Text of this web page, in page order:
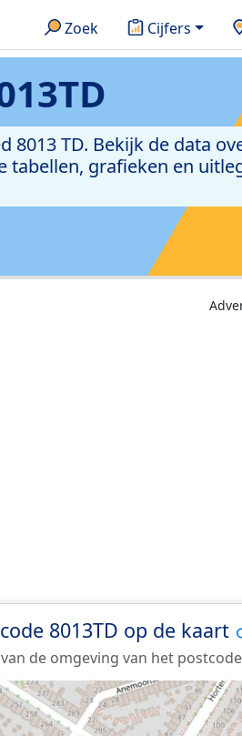
Zoek Cijfers
TD. Bekijk de data
tabellen, grafieken en
8013TD op de kaart
de omgeving van het